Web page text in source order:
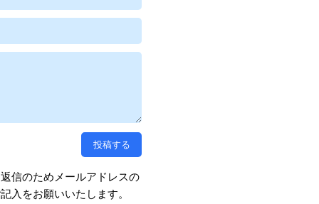
信のためメールアドレスの
入をお願いいたします。